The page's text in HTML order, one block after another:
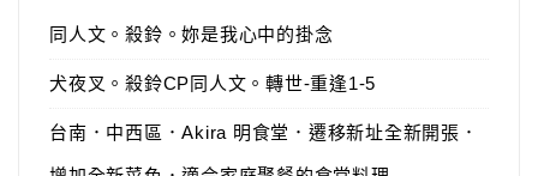
同人文。殺鈴。妳是我心中的掛念
犬夜叉。殺鈴CP同人文。轉世-重逢1-5
台南．中西區．Akira 明食堂．遷移新址全新開張．